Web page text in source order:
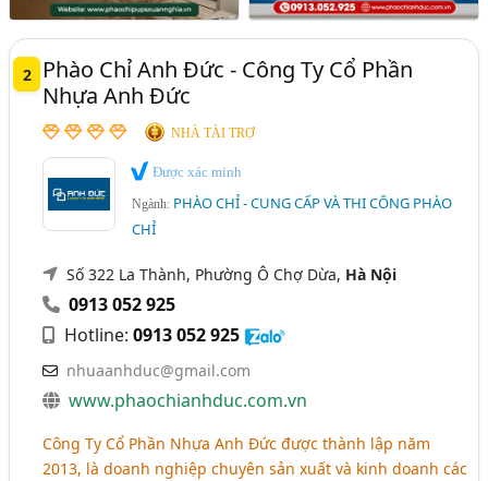
2
Phào Chỉ Anh Đức - Công Ty Cổ Phần
Nhựa Anh Đức
NHÀ TÀI TRỢ
Được xác minh
Ngành: PHÀO CHỈ - CUNG CẤP VÀ THI CÔNG PHÀO
CHỈ
Số 322 La Thành, Phường Ô Chợ Dừa, Hà Nội
0913 052 925
Hotline:0913 052 925
nhuaanhduc@gmail.com
www.phaochianhduc.com.vn
Công Ty Cổ Phần Nhựa Anh Đức được thành lập năm
2013, là doanh nghiệp chuyên sản xuất và kinh doanh các